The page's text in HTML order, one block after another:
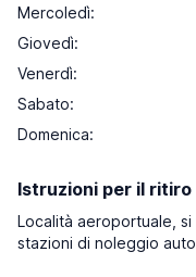
Mercoledì:
Giovedì:
Venerdì:
Sabato:
Domenica:
Istruzioni per il ritiro
Località aeroportuale,
stazioni di noleggio